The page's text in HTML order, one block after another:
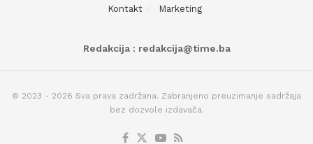
Kontakt
Marketing
Redakcija : redakcija@time.ba
© 2023 - 2026 Sva prava zadržana. Zabranjeno preuzimanje sadržaja
bez dozvole izdavača.